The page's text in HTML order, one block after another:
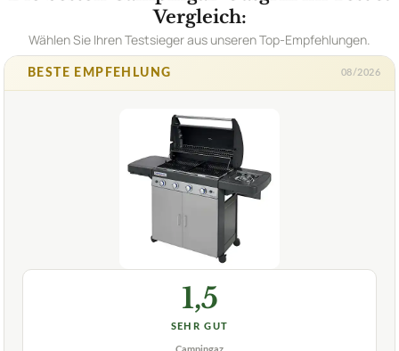
Vergleich:
Wählen Sie Ihren Testsieger aus unseren Top-Empfehlungen.
BESTE EMPFEHLUNG 08/2026
1,5
SEHR GUT